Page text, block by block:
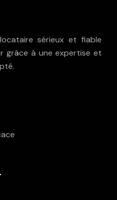
sérieux et fiable
grâce à une expertise et